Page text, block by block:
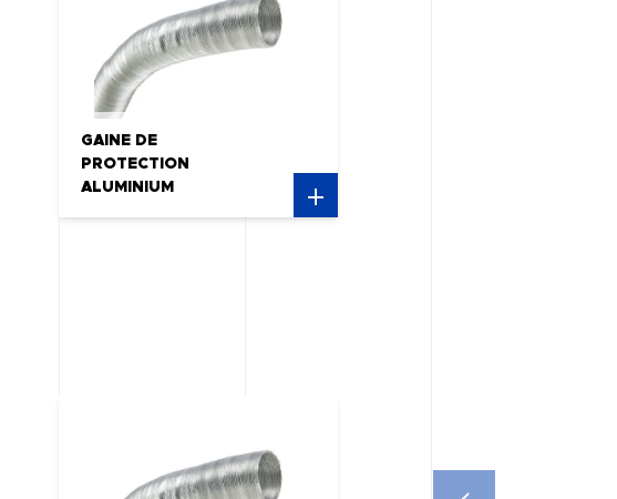
GAINE DE
PROTECTION
ALUMINIUM